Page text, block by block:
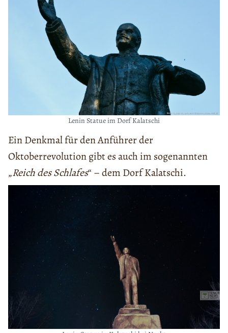
Lenin Statue im Dorf Kalatschi
Ein Denkmal für den Anführer der
Oktoberrevolution gibt es auch im sogenannten
„Reich des Schlafes“ – dem Dorf Kalatschi.